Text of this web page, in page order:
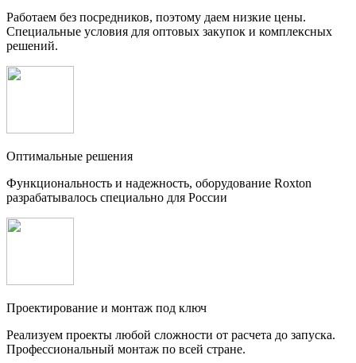
Работаем без посредников, поэтому даем низкие цены.
Специальные условия для оптовых закупок и комплексных
решений.
Оптимальные решения
Функциональность и надежность, оборудование Roxton
разрабатывалось специально для России
Проектирование и монтаж под ключ
Реализуем проекты любой сложности от расчета до запуска.
Профессиональный монтаж по всей стране.